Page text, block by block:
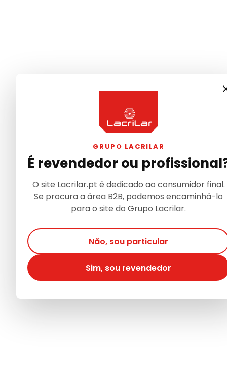
GRUPO LACRILAR
É revendedor ou
O site Lacrilar.pt é dedicado ao consumidor final.
Se procura a área B2B, podemos encaminhá-lo
para o site do Grupo Lacrilar.
Não, sou particular
Sim, sou revendedor